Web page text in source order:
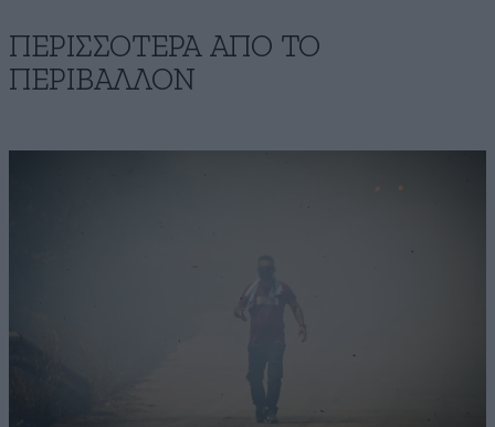
ΠΕΡΙΣΣΟΤΕΡΑ ΑΠΟ ΤΟ
ΠΕΡΙΒΑΛΛΟΝ